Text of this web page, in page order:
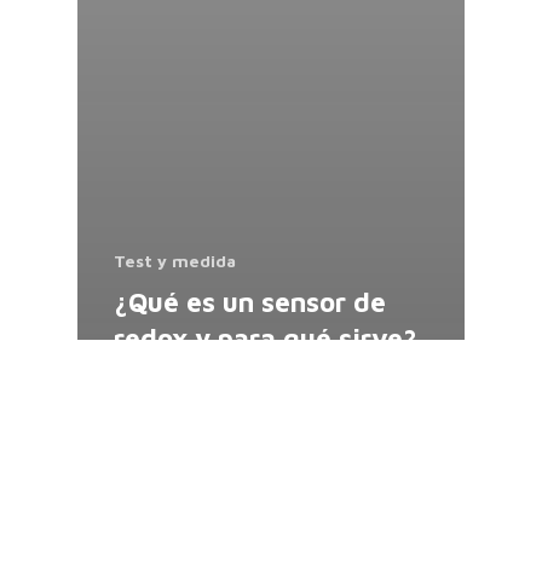
Test y medida
¿Qué es un sensor de
redox​ y para qué sirve?